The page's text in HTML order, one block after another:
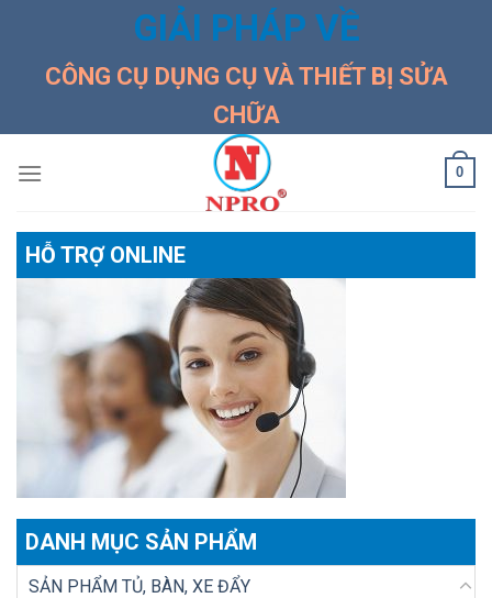
content
GIẢI PHÁP VỀ
CÔNG CỤ DỤNG CỤ VÀ THIẾT BỊ SỬA
CHỮA
0
HỖ TRỢ ONLINE
DANH MỤC SẢN PHẨM
SẢN PHẨM TỦ, BÀN, XE ĐẨY